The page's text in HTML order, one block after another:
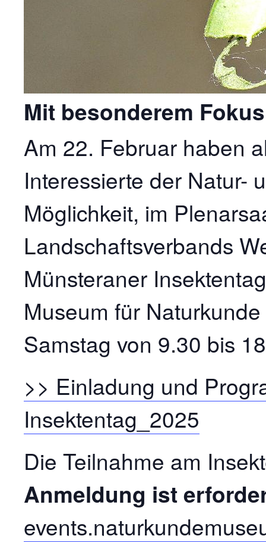
Mit besonderem
Am 22. Februar haben
Interessierte der Natur-
Möglichkeit, im
Landschaftsverbands
Münsteraner
Museum für
Samstag von 9.30 bis
>> Einladung und
Insektentag_2025
Die Teilnahme am
Anmeldung ist